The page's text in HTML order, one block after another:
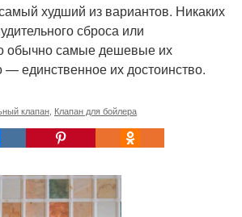
худший из вариантов. Никаких
сброса или
обычно самые дешевые их
единственное их достоинство.
клапан Клапан для бойлера